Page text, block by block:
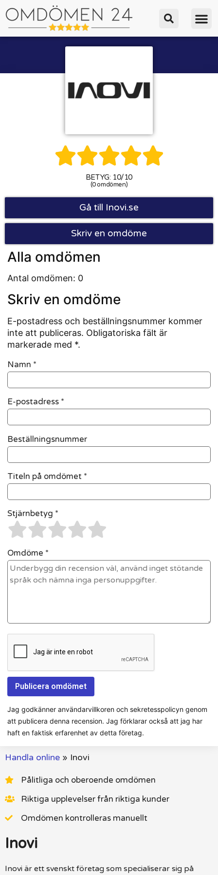

BETYG: 10/10
(0 omdömen)
Gå till Inovi.se
Skriv en omdöme
Alla omdömen
Antal omdömen: 0
Skriv en omdöme
E-postadress och beställningsnummer kommer
inte att publiceras. Obligatoriska fält är
markerade med *.
Namn *
E-postadress *
Beställningsnummer
Titeln på omdömet *
Stjärnbetyg *
Omdöme *
Jag godkänner användarvillkoren och sekretesspolicyn genom
att publicera denna recension. Jag förklarar också att jag har
haft en faktisk erfarenhet av detta företag.
Handla online » Inovi
Pålitliga och oberoende omdömen
Riktiga upplevelser från riktiga kunder
Omdömen kontrolleras manuellt
Inovi
Inovi är ett svenskt företag som specialiserar sig på